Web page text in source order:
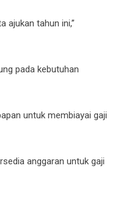
ajukan tahun ini,”
pada kebutuhan
untuk membiayai gaji
anggaran untuk gaji